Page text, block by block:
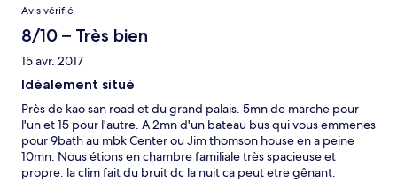
Avis vérifié
8/10 – Très bien
15 avr. 2017
Idéalement situé
Près de kao san road et du grand palais. 5mn de marche pour
l'un et 15 pour l'autre. A 2mn d'un bateau bus qui vous emmenes
pour 9bath au mbk Center ou Jim thomson house en a peine
10mn. Nous étions en chambre familiale très spacieuse et
propre. la clim fait du bruit dc la nuit ca peut etre gênant.